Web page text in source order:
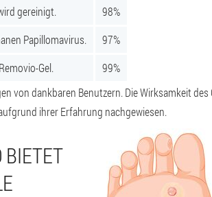
gereinigt.
98%
Papillomavirus.
97%
Gel.
99%
von dankbaren Benutzern. Die Wirksamkeit des
ihrer Erfahrung nachgewiesen.
BIETET